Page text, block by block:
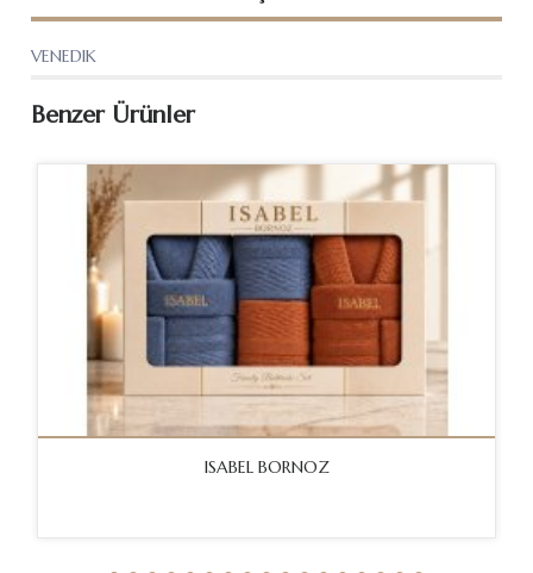
VENEDIK
Benzer Ürünler
ISABEL BORNOZ